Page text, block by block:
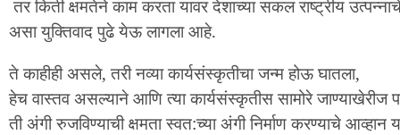
तर किती क्षमतेने काम करता यावर देशाच्या सकल राष्ट्रीय
असा युक्तिवाद पुढे येऊ लागला आहे.
ते काहीही असले,तरी नव्या कार्यसंस्कृतीचा जन्म होऊ घातला,
हेच वास्तव असल्याने आणि त्या कार्यसंस्कृतीस सामोरे जाण्याखेरीज
ती अंगी रुजविण्याची क्षमता स्वत:च्या अंगी निर्माण करण्याचे आव्हान